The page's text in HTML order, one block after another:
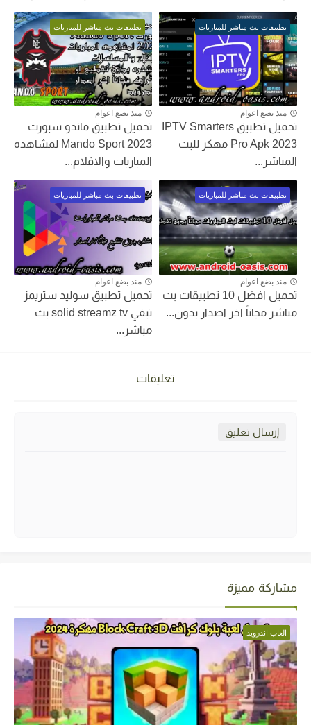
تطبيقات بث مباشر للمباريات
منذ بضع اعوام
تحميل تطبيق IPTV Smarters
Pro Apk 2023 مهكر للبث
المباشر...
تطبيقات بث مباشر للمباريات
منذ بضع اعوام
تحميل تطبيق ماندو سبورت
Mando Sport 2023 لمشاهده
المباريات والافلام...
تطبيقات بث مباشر للمباريات
منذ بضع اعوام
تحميل افضل 10 تطبيقات بث
مباشر مجاناً اخر اصدار بدون...
تطبيقات بث مباشر للمباريات
منذ بضع اعوام
تحميل تطبيق سوليد ستريمز
تيفي solid streamz tv بث
مباشر...
تعليقات
إرسال تعليق
مشاركة مميزة
العاب اندرويد